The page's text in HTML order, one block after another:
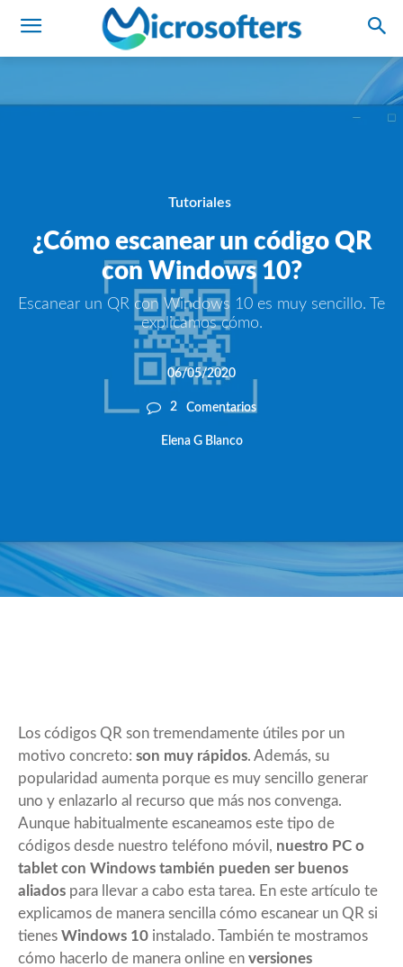
Tutoriales
¿Cómo escanear un código QR
con Windows 10?
Escanear un QR con Windows 10 es muy sencillo. Te
explicamos cómo.
06/05/2020
2 Comentarios
Elena G Blanco
Los códigos QR son tremendamente útiles por un
motivo concreto: son muy rápidos. Además, su
popularidad aumenta porque es muy sencillo generar
uno y enlazarlo al recurso que más nos convenga.
Aunque habitualmente escaneamos este tipo de
códigos desde nuestro teléfono móvil, nuestro PC o
tablet con Windows también pueden ser buenos
aliados para llevar a cabo esta tarea. En este artículo te
explicamos de manera sencilla cómo escanear un QR si
tienes Windows 10 instalado. También te mostramos
cómo hacerlo de manera online en versiones